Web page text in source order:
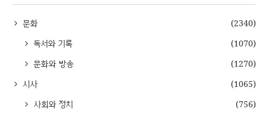
문화
(2340)
독서와 기록
(1070)
문화와 방송
(1270)
시사
(1065)
사회와 정치
(756)